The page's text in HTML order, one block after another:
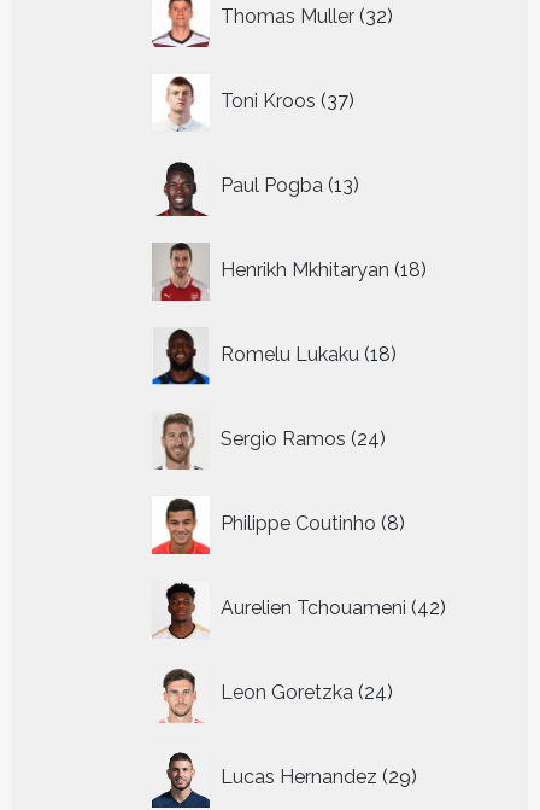
Thomas Muller 32
producten
Toni Kroos 37
producten
Paul Pogba 13
producten
Henrikh Mkhitaryan 18
producten
Romelu Lukaku 18
producten
Sergio Ramos 24
producten
Philippe Coutinho 8
producten
Aurelien Tchouameni 42
producten
Leon Goretzka 24
producten
Lucas Hernandez 29
producten